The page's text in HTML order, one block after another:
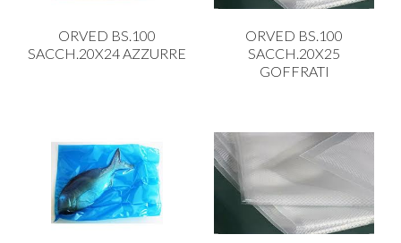
FIORI ARTIFICIALI
FONDUES E PIETRE OLLARI
IL COCCIO
ORVED BS.100
SACCH.20X24 AZZURRE
ORVED BS.100
SACCH.20X25
GOFFRATI